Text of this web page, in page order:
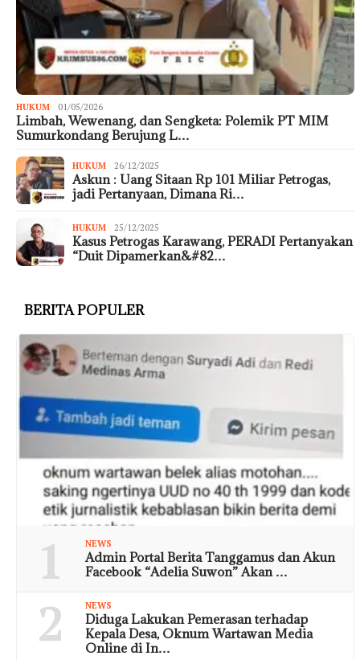
HUKUM 01/05/2026
Limbah, Wewenang, dan Sengketa: Polemik PT MIM
Sumurkondang Berujung L…
HUKUM 26/12/2025
Askun : Uang Sitaan Rp 101 Miliar Petrogas,
jadi Pertanyaan, Dimana Ri…
HUKUM 25/12/2025
Kasus Petrogas Karawang, PERADI Pertanyakan
“Duit Dipamerkan&#82…
BERITA POPULER
1 NEWS
Admin Portal Berita Tanggamus dan Akun
Facebook “Adelia Suwon” Akan …
2 NEWS
Diduga Lakukan Pemerasan terhadap
Kepala Desa, Oknum Wartawan Media
Online di In…